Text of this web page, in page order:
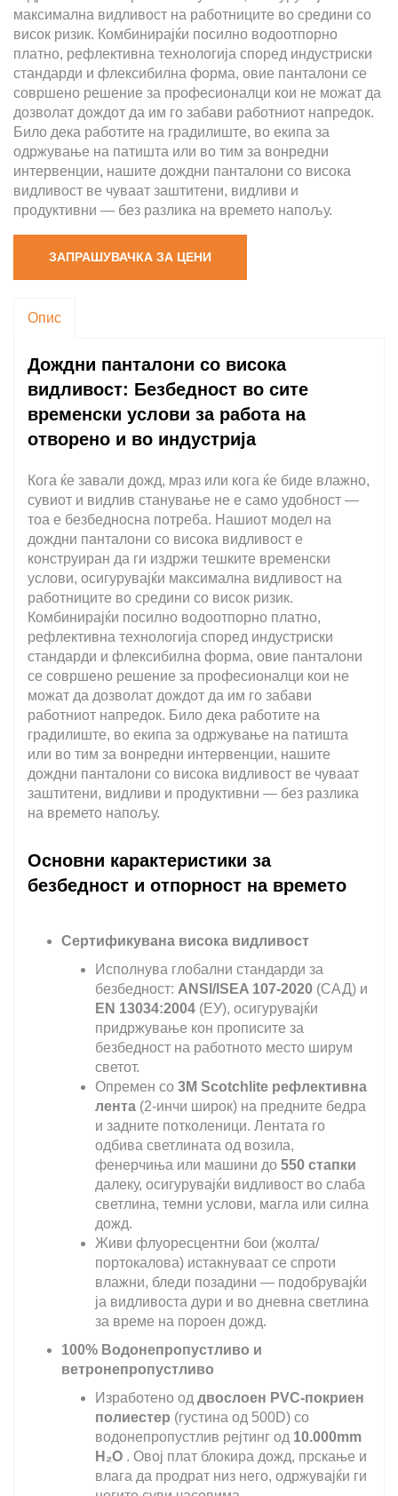
максимална видливост на работниците во средини со
висок ризик. Комбинирајќи посилно водоотпорно
платно, рефлективна технологија според индустриски
стандарди и флексибилна форма, овие панталони се
совршено решение за професионалци кои не можат да
дозволат дождот да им го забави работниот напредок.
Било дека работите на градилиште, во екипа за
одржување на патишта или во тим за вонредни
интервенции, нашите дождни панталони со висока
видливост ве чуваат заштитени, видливи и
продуктивни — без разлика на времето напољу.
ЗАПРАШУВАЧКА ЗА ЦЕНИ
Опис
Дождни панталони со висока
видливост: Безбедност во сите
временски услови за работа на
отворено и во индустрија
Кога ќе завали дожд, мраз или кога ќе биде влажно,
сувиот и видлив станување не е само удобност —
тоа е безбедносна потреба. Нашиот модел на
дождни панталони со висока видливост е
конструиран да ги издржи тешките временски
услови, осигурувајќи максимална видливост на
работниците во средини со висок ризик.
Комбинирајќи посилно водоотпорно платно,
рефлективна технологија според индустриски
стандарди и флексибилна форма, овие панталони
се совршено решение за професионалци кои не
можат да дозволат дождот да им го забави
работниот напредок. Било дека работите на
градилиште, во екипа за одржување на патишта
или во тим за вонредни интервенции, нашите
дождни панталони со висока видливост ве чуваат
заштитени, видливи и продуктивни — без разлика
на времето напољу.
Основни карактеристики за
безбедност и отпорност на времето
Сертификувана висока видливост
Исполнува глобални стандарди за
безбедност: ANSI/ISEA 107-2020 (САД) и
EN 13034:2004 (ЕУ), осигурувајќи
придржување кон прописите за
безбедност на работното место ширум
светот.
Опремен со 3M Scotchlite рефлективна
лента (2-инчи широк) на предните бедра
и задните потколеници. Лентата го
одбива светлината од возила,
фенерчиња или машини до 550 стапки
далеку, осигурувајќи видливост во слаба
светлина, темни услови, магла или силна
дожд.
Живи флуоресцентни бои (жолта/
портокалова) истакнуваат се спроти
влажни, бледи позадини — подобрувајќи
ја видливоста дури и во дневна светлина
за време на пороен дожд.
100% Водонепропустливо и
ветронепропустливо
Изработено од двослоен PVC-покриен
полиестер (густинa од 500D) со
водонепропустлив рејтинг од 10.000mm
H₂O . Овој плат блокира дожд, прскање и
влага да продрат низ него, одржувајќи ги